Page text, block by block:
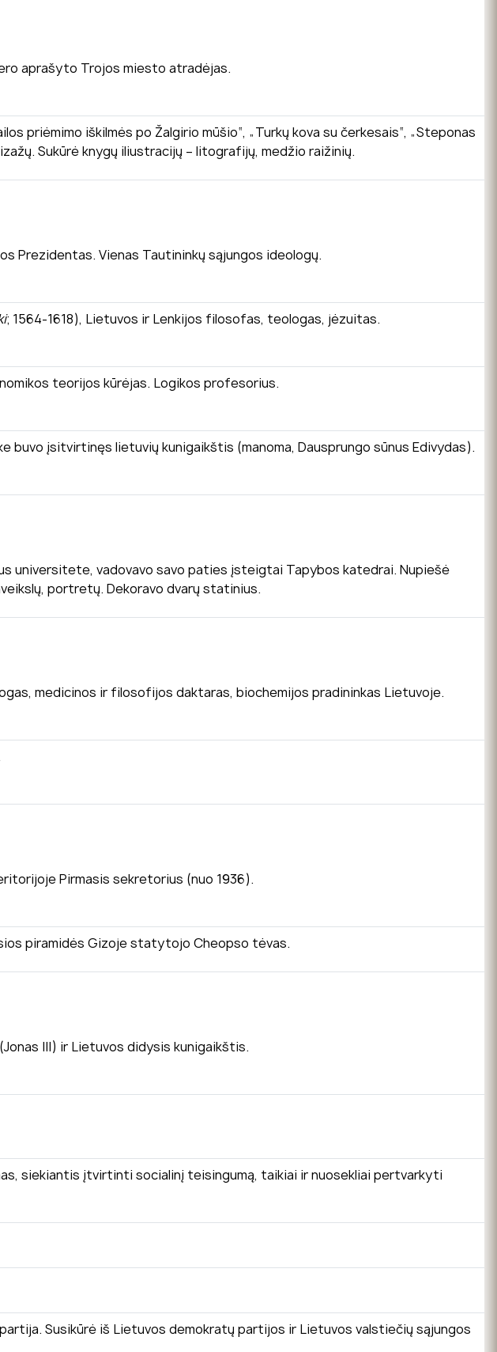
aprašyto Trojos miesto atradėjas.
priėmimo iškilmės po Žalgirio mūšio“, „Turkų kova su čerkesais“, „Steponas
Sukūrė knygų iliustracijų – litografijų, medžio raižinių.
Prezidentas. Vienas Tautininkų sąjungos ideologų.
; 1564-1618), Lietuvos ir Lenkijos filosofas, teologas, jėzuitas.
teorijos kūrėjas. Logikos profesorius.
buvo įsitvirtinęs lietuvių kunigaikštis (manoma, Dausprungo sūnus Edivydas).
universitete, vadovavo savo paties įsteigtai Tapybos katedrai. Nupiešė
portretų. Dekoravo dvarų statinius.
medicinos ir filosofijos daktaras, biochemijos pradininkas Lietuvoje.
Pirmasis sekretorius (nuo 1936).
piramidės Gizoje statytojo Cheopso tėvas.
III) ir Lietuvos didysis kunigaikštis.
siekiantis įtvirtinti socialinį teisingumą, taikiai ir nuosekliai pertvarkyti
Susikūrė iš Lietuvos demokratų partijos ir Lietuvos valstiečių sąjungos